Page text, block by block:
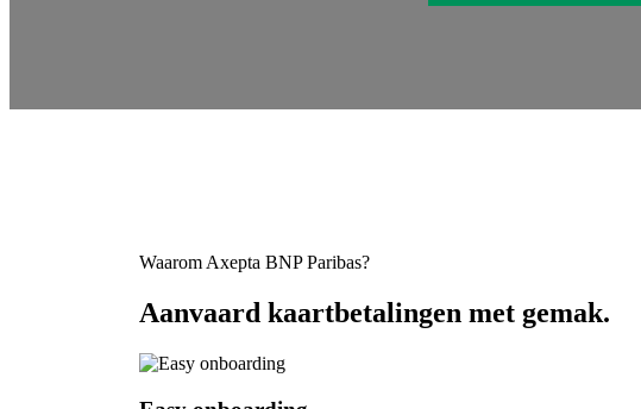
Waarom Axepta BNP Paribas?
Aanvaard kaartbetalingen met gemak.